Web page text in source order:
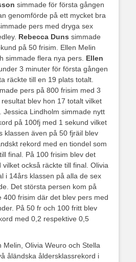
simmade för första gången
genomförde på ett mycket bra
pers med dryga sex
Rebecca Duns simmade
på 50 frisim. Ellen Melin
simmade flera nya pers. Ellen
3 minuter för första gången
räckte till en 19 plats totalt.
pers på 800 frisim med 3
blev hon 17 totalt vilket
Jessica Lindholm simmade nytt
på 100fj med 1 sekund vilket
klassen även på 50 fjräil blev
rekord med en tiondel som
final. På 100 frisim blev det
också räckte till final. Olivia
i 14års klassen på alla de sex
Det största persen kom på
400 frisim där det blev pers med
På 50 fr och 100 fritt blev
med 0,2 respektive 0,5
Melin, Olivia Weuro och Stella
åländska åldersklassrekord i